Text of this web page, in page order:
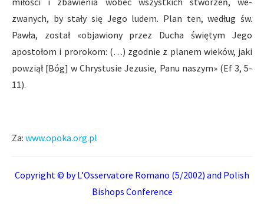
zwanych, by stały się Jego ludem. Plan ten, według św.
Pawła, został «objawiony przez Ducha świętym Jego
apostołom i prorokom: (…) zgodnie z planem wieków, jaki
powziął [Bóg] w Chrystusie Jezusie, Panu naszym» (Ef 3, 5-
11).
Za: www.opoka.org.pl
Copyright © byL’Osservatore Romano (5/2002) and Polish
Bishops Conference